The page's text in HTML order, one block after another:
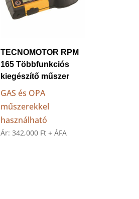
TECNOMOTOR RPM
165 Többfunkciós
kiegészítő műszer
GAS és OPA
műszerekkel
használható
Ár:342,000 Ft + ÁFA